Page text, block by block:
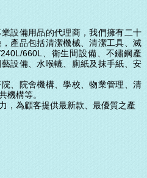
設備用品的代理商，我們擁有二十
產品包括清潔機械、清潔工具、滅
660L、衛生間設備、 不鏽鋼產
設備、水喉轆、廁紙及抹手紙、安
、院舍機構、學校、物業管理、清
機構等。
，為顧客提供最新款、 最優質之產